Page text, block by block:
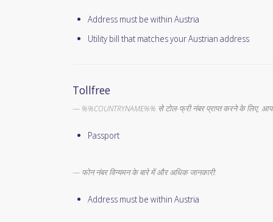
Address must be within Austria
Utility bill that matches your Austrian address
Tollfree
%%COUNTRYNAME%% से टोल-फ्री नंबर प्राप्त करने के लिए,
Passport
फोन नंबर विन्यमन के बारे में और अधिक जानकारी:
Address must be within Austria